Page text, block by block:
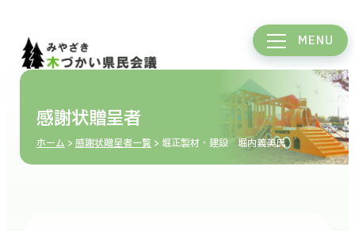
MENU
感謝状贈呈者
ホーム >感謝状贈呈者一覧 > 堀正製材・建設 堀内義美氏